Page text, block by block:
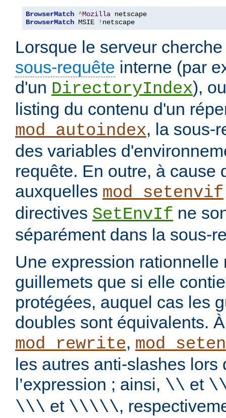
BrowserMatch ^Mozilla
BrowserMatch MSIE ! netscape
Lorsque le serveur
sous-requête interne (par
d'un DirectoryIndex),
listing du contenu d'un
mod_autoindex, la sous-
des variables
requête. En outre, à cause
auxquelles mod_setenvif
directives SetEnvIf ne
séparément dans la sous-
Une expression rationnelle
guillemets que si elle
protégées, auquel cas les
doubles sont équivalents.
mod_rewrite,
les autres anti-slashes lors
l’expression ; ainsi, \\ et
\\\ et \\\\\,